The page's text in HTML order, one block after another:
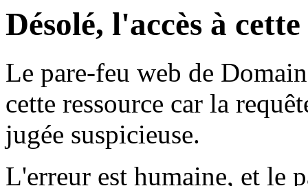
Désolé, l'accès à
Le pare-feu web de
cette ressource car la
jugée suspicieuse.
L'erreur est humaine, et le